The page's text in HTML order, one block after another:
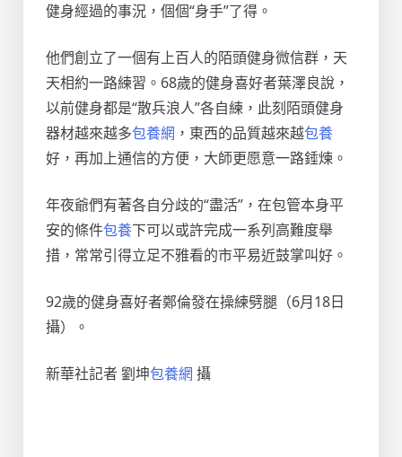
健身經過的事況，個個“身手”了得。
他們創立了一個有上百人的陌頭健身微信群，天
天相約一路練習。68歲的健身喜好者葉澤良說，
以前健身都是“散兵浪人”各自練，此刻陌頭健身
器材越來越多包養網 ，東西的品質越來越包養
好，再加上通信的方便，大師更愿意一路錘煉。
年夜爺們有著各自分歧的“盡活”，在包管本身平
安的條件包養下可以或許完成一系列高難度舉
措，常常引得立足不雅看的市平易近鼓掌叫好。
92歲的健身喜好者鄭倫發在操練劈腿（6月18日
攝）。
新華社記者 劉坤包養網 攝